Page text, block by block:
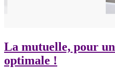
La mutuelle, pour
optimale !